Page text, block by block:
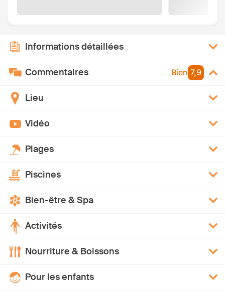
Informations détaillées
Commentaires Bien 7,9
Lieu
Vidéo
Plages
Piscines
Bien-être & Spa
Activités
Nourriture & Boissons
Pour les enfants